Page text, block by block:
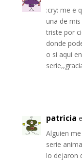
:cry: me e
una de
triste por
donde
o si aqui
patricia
Alguien
serie
lo dejaron